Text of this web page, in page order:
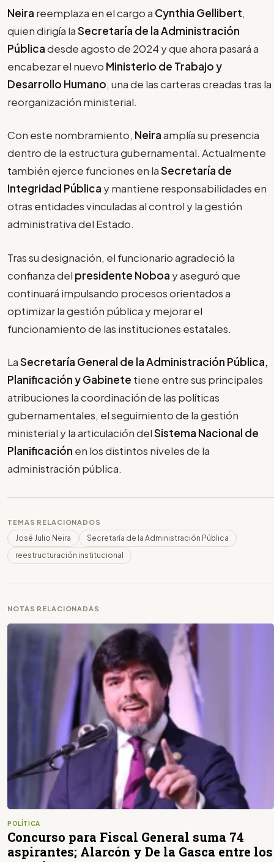
Neira reemplaza en el cargo a Cynthia Gellibert,
quien dirigía laSecretaría de la Administración
Públicadesde agosto de 2024 y que ahora pasará a
encabezar el nuevo Ministerio de Trabajo y
Desarrollo Humano, una de las carteras creadas tras la
reorganización ministerial.
Con este nombramiento, Neiraamplía su presencia
dentro de la estructura gubernamental. Actualmente
también ejerce funciones en laSecretaría de
Integridad Pública y mantiene responsabilidades en
otras entidades vinculadas al control y la gestión
administrativa del Estado.
Tras su designación, el funcionario agradeció la
confianza del presidente Noboa y aseguró que
continuará impulsando procesos orientados a
optimizar la gestión pública y mejorar el
funcionamiento de las instituciones estatales.
LaSecretaría General de la Administración Pública,
Planificación y Gabinete tiene entre sus principales
atribuciones la coordinación de las políticas
gubernamentales, el seguimiento de la gestión
ministerial y la articulación delSistema Nacional de
Planificación en los distintos niveles de la
administración pública.
TEMAS RELACIONADOS
José Julio Neira
Secretaría de la Administración Pública
reestructuración institucional
NOTAS RELACIONADAS
POLÍTICA
Concurso para Fiscal General suma 74
aspirantes; Alarcón y De la Gasca entre los